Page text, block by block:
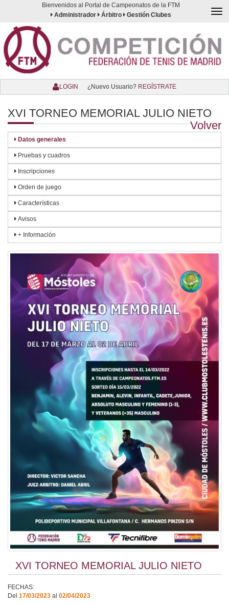
Bienvenidos al Portal de Campeonatos de la FTM
Administrador
Árbitro Gestión Clubes
LOGIN ¿Nuevo Usuario? REGÍSTRATE
XVI TORNEO MEMORIAL JULIO NIETO
Volver
Datos generales
Pruebas y cuadros
Inscripciones
Orden de juego
Características
Avisos
+ Información
XVI TORNEO MEMORIAL JULIO NIETO
FECHAS:
Del 17/03/2023 al 02/04/2023